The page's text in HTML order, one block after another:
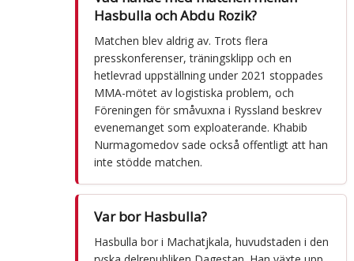
Hasbulla och Abdu Rozik?
Matchen blev aldrig av. Trots flera
presskonferenser, träningsklipp och en
hetlevrad uppställning under 2021 stoppades
MMA-mötet av logistiska problem, och
Föreningen för småvuxna i Ryssland beskrev
evenemanget som exploaterande. Khabib
Nurmagomedov sade också offentligt att han
inte stödde matchen.
Var bor Hasbulla?
Hasbulla bor i Machatjkala, huvudstaden i den